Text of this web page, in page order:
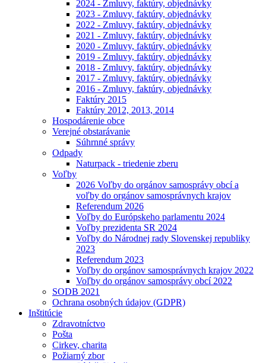
2024 - Zmluvy, faktúry, objednávky
2023 - Zmluvy, faktúry, objednávky
2022 - Zmluvy, faktúry, objednávky
2021 - Zmluvy, faktúry, objednávky
2020 - Zmluvy, faktúry, objednávky
2019 - Zmluvy, faktúry, objednávky
2018 - Zmluvy, faktúry, objednávky
2017 - Zmluvy, faktúry, objednávky
2016 - Zmluvy, faktúry, objednávky
Faktúry 2015
Faktúry 2012, 2013, 2014
Hospodárenie obce
Verejné obstarávanie
Súhrnné správy
Odpady
Naturpack - triedenie zberu
Voľby
2026 Voľby do orgánov samosprávy obcí a
voľby do orgánov samosprávnych krajov
Referendum 2026
Voľby do Európskeho parlamentu 2024
Voľby prezidenta SR 2024
Voľby do Národnej rady Slovenskej republiky
2023
Referendum 2023
Voľby do orgánov samosprávnych krajov 2022
Voľby do orgánov samosprávy obcí 2022
SODB 2021
Ochrana osobných údajov (GDPR)
Inštitúcie
Zdravotníctvo
Pošta
Cirkev, charita
Požiarný zbor